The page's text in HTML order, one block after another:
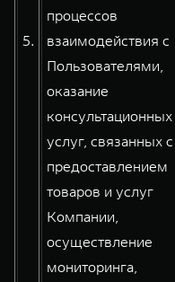
5.
процессов
взаимодействия с
Пользователями,
оказание
консультационных
услуг, связанных с
предоставлением
товаров и услуг
Компании,
осуществление
мониторинга,